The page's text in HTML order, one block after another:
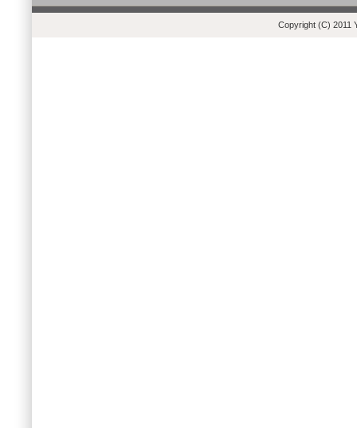
Copyright (C) 2011